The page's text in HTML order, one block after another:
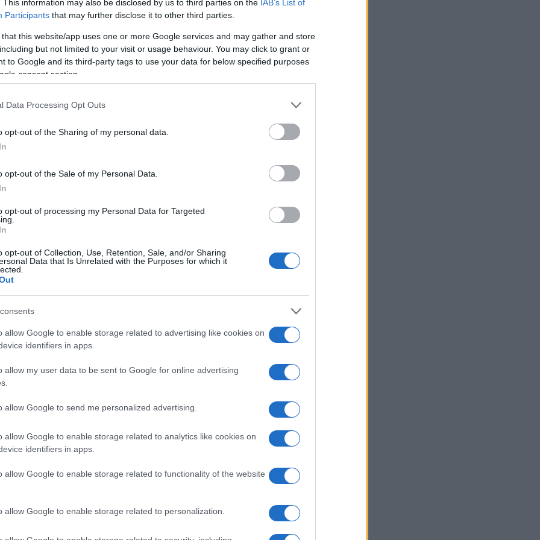
This information may also be disclosed by us to third parties on the IAB’s List of
Participants that may further disclose it to other third parties.
that this website/app uses one or more Google services and may gather and store
but not limited to your visit or usage behaviour. You may click to grant or
to Google and its third-party tags to use your data for below specified purposes
consent section.
Data Processing Opt Outs
opt-out of the Sharing of my personal data.
opt-out of the Sale of my Personal Data.
opt-out of processing my Personal Data for Targeted
opt-out of Collection, Use, Retention, Sale, and/or Sharing
Data that Is Unrelated with the Purposes for which it
allow Google to enable storage related to advertising like cookies on
identifiers in apps.
allow my user data to be sent to Google for online advertising
allow Google to send me personalized advertising.
allow Google to enable storage related to analytics like cookies on
identifiers in apps.
allow Google to enable storage related to functionality of the website
allow Google to enable storage related to personalization.
Maciej Kuchno 08.08.2023
NOWOŚCI I PREMIERY
ten samochód. Kluczowe jest cięcie
PRODUCENCI I RYNEK
Tesla Model 3 nie jest już najlepiej
03.08.2022
PRODUCENCI I RYNEK
autem świata. Do Top10 dotarła też Tesla
CIEKAWOSTKI
wszystko dzięki aktualizacji